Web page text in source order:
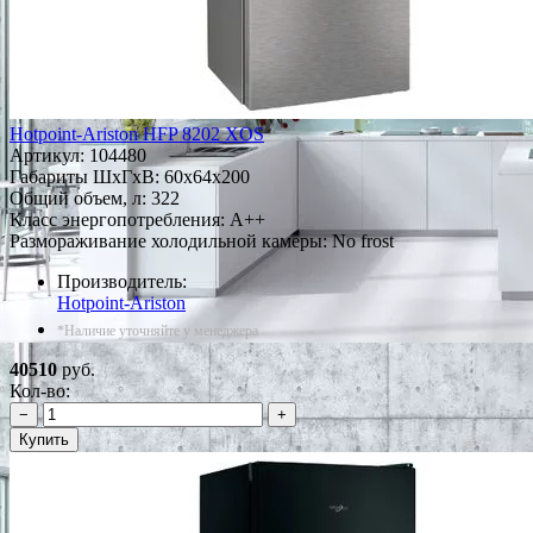
Hotpoint-Ariston HFP 8202 XOS
Артикул: 104480
Габариты ШxГxВ: 60x64x200
Общий объем, л: 322
Класс энергопотребления: A++
Размораживание холодильной камеры: No frost
Производитель:
Hotpoint-Ariston
*Наличие уточняйте у менеджера
40510 руб.
Кол-во:
−
+
Купить